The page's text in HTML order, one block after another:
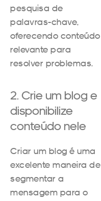
pesquisa de
palavras-chave,
oferecendo conteúdo
relevante para
resolver problemas.
2. Crie um blog e
disponibilize
conteúdo nele
Criar um blog é uma
excelente maneira de
segmentar a
mensagem para o